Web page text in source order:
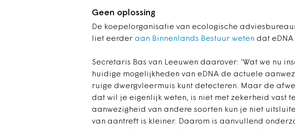
Geen oplossing
De koepelorganisatie van ecologische
liet eerder aan Binnenlands Bestuur weten dat
Secretaris Bas van Leeuwen daarover: ‘Wat we nu
huidige mogelijkheden van eDNA de actuele
ruige dwergvleermuis kunt detecteren. Maar de
dat wil je eigenlijk weten, is niet met zekerheid vast
aanwezigheid van andere soorten kun je niet
van aantreft is kleiner. Daarom is aanvullend